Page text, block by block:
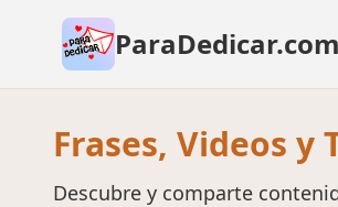
ParaDedicar.com
Frases, Videos
Descubre y comparte